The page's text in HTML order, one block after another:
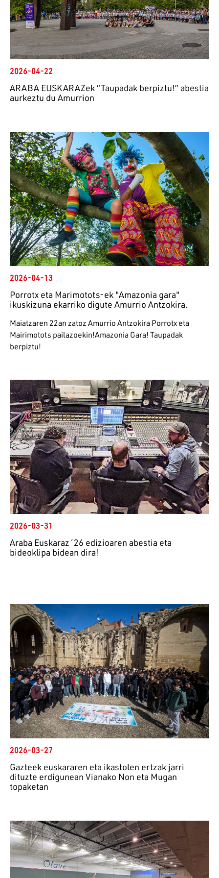
2026-04-22
ARABA EUSKARAZek “Taupadak berpiztu!” abestia
aurkeztu du Amurrion
2026-04-13
Porrotx eta Marimotots-ek "Amazonia gara"
ikuskizuna ekarriko digute Amurrio Antzokira.
Maiatzaren 22an zatoz Amurrio Antzokira Porrotx eta
Mairimotots pailazoekin!Amazonia Gara! Taupadak
berpiztu!
2026-03-31
Araba Euskaraz´26 edizioaren abestia eta
bideoklipa bidean dira!
2026-03-27
Gazteek euskararen eta ikastolen ertzak jarri
dituzte erdigunean Vianako Non eta Mugan
topaketan